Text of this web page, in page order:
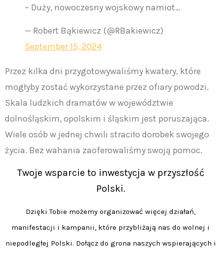
– Duży, nowoczesny wojskowy namiot…
— Robert Bąkiewicz (@RBakiewicz)
September 15, 2024
Przez kilka dni przygotowywaliśmy kwatery, które
mogłyby zostać wykorzystane przez ofiary powodzi.
Skala ludzkich dramatów w województwie
dolnośląskim, opolskim i śląskim jest poruszająca.
Wiele osób w jednej chwili straciło dorobek swojego
życia. Bez wahania zaoferowaliśmy swoją pomoc.
Twoje wsparcie to inwestycja w przyszłość
Polski.
Dzięki Tobie możemy organizować więcej działań,
manifestacji i kampanii, które przybliżają nas do wolnej i
niepodległej Polski. Dołącz do grona naszych wspierających i